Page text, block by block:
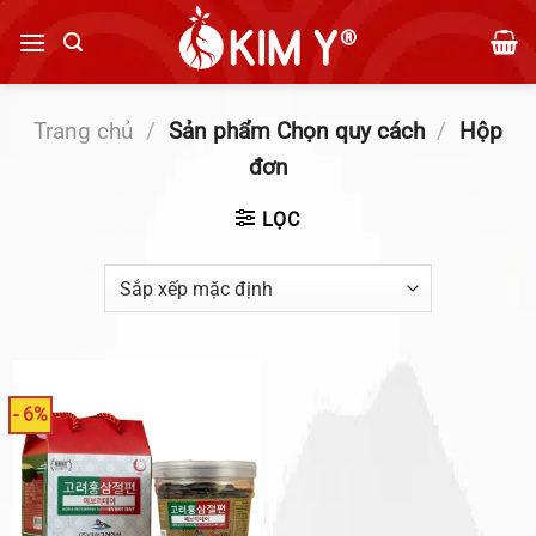
qua
Trang chủ / Sản phẩm Chọn quy cách /
Hộp
đơn
LỌC
- 6%